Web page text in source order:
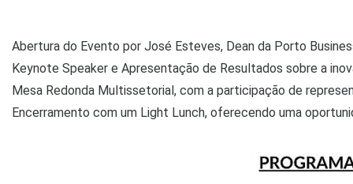
Abertura do Evento por José Esteves, Dean da Porto
Keynote Speaker e Apresentação de Resultados sobre a
Mesa Redonda Multissetorial, com a participação de
Encerramento com um Light Lunch, oferecendo uma